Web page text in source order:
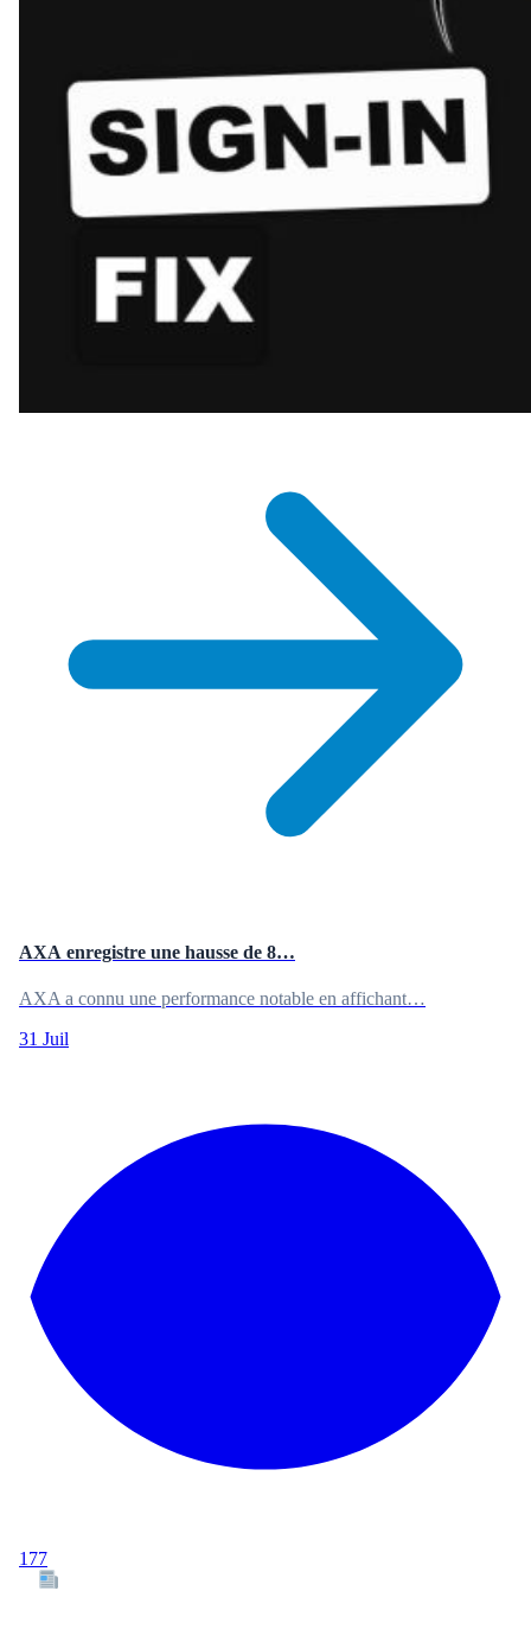
AXA enregistre une hausse de 8…
AXA a connu une performance notable en affichant…
31 Juil
177